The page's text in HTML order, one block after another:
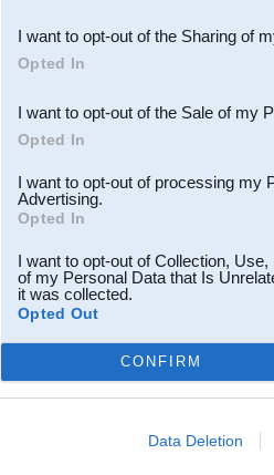
Downstream Participants
third parties.
I want to opt-out of the Sharing of
Opted In
I want to opt-out of the Sale of my
Opted In
I want to opt-out of processing my
Advertising.
Opted In
I want to opt-out of Collection,
of my Personal Data that Is
it was collected.
Opted Out
CONFIRM
Data Deletion